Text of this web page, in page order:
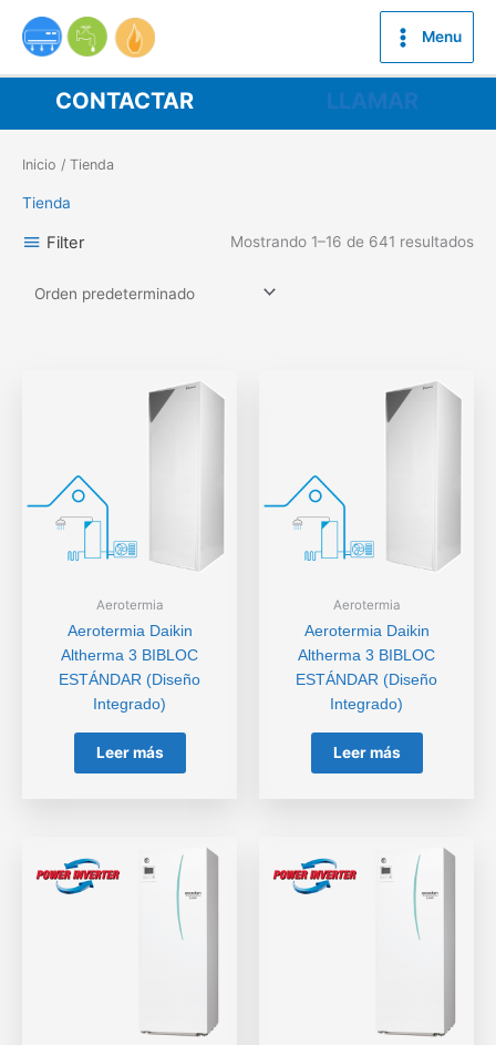
contenido
Menu
CONTACTAR LLAMAR
Inicio / Tienda
Tienda
Filter Mostrando 1–16 de 641 resultados
Aerotermia
Aerotermia Daikin
Altherma 3 BIBLOC
ESTÁNDAR (Diseño
Integrado)
Leer más
Aerotermia
Aerotermia Daikin
Altherma 3 BIBLOC
ESTÁNDAR (Diseño
Integrado)
Leer más